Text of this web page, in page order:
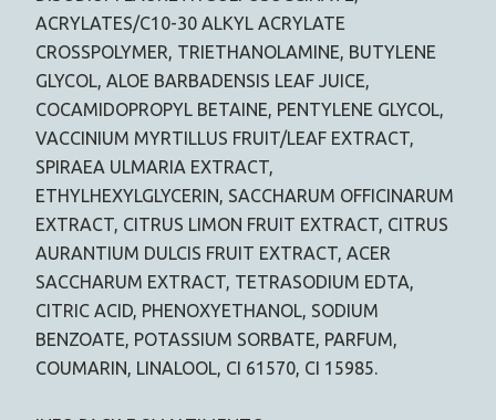
ACRYLATES/C10-30 ALKYL ACRYLATE
CROSSPOLYMER, TRIETHANOLAMINE, BUTYLENE
GLYCOL, ALOE BARBADENSIS LEAF JUICE,
COCAMIDOPROPYL BETAINE, PENTYLENE GLYCOL,
VACCINIUM MYRTILLUS FRUIT/LEAF EXTRACT,
SPIRAEA ULMARIA EXTRACT,
ETHYLHEXYLGLYCERIN, SACCHARUM OFFICINARUM
EXTRACT, CITRUS LIMON FRUIT EXTRACT, CITRUS
AURANTIUM DULCIS FRUIT EXTRACT, ACER
SACCHARUM EXTRACT, TETRASODIUM EDTA,
CITRIC ACID, PHENOXYETHANOL, SODIUM
BENZOATE, POTASSIUM SORBATE, PARFUM,
COUMARIN, LINALOOL, CI 61570, CI 15985.